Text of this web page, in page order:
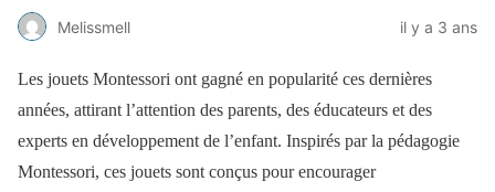
Melissmell il y a 3 ans
Les jouets Montessori ont gagné en popularité ces dernières
années, attirant l’attention des parents, des éducateurs et des
experts en développement de l’enfant. Inspirés par la pédagogie
Montessori, ces jouets sont conçus pour encourager